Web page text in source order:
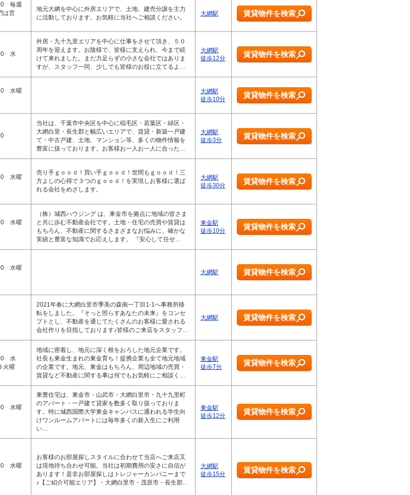
毎週
は営
地元大網を中心に外房エリアで、土地、建売分譲を主力
に活動しております。お気軽に当社へご相談ください。
大網駅 賃貸物件を検索
水
外房・九十九里エリアを中心に仕事をさせて頂き、５０
周年を迎えます。お陰様で、皆様に支えられ、今まで続
けて来れました。まだ力足らずの小さな会社ではありま
すが、スタッフ一同、少しでも皆様のお役に立てるよ…
大網駅
徒歩12分
賃貸物件を検索
水曜
大網駅
徒歩10分
賃貸物件を検索
当社は、千葉市中央区を中心に稲毛区・若葉区・緑区・
大網白里・長生郡と幅広いエリアで、賃貸・新築一戸建
て・中古戸建、土地、マンション等、多くの物件情報を
豊富に扱っております。お客様お一人お一人に合った…
大網駅
徒歩3分
賃貸物件を検索
水曜
売り手ｇｏｏｄ！買い手ｇｏｏｄ！世間もｇｏｏｄ！三
方よしの心得で３つのｇｏｏｄ！を実現しお客様に選ば
れる会社をめざします。
大網駅
徒歩30分
賃貸物件を検索
水曜
（株）城西ハウジング は、東金市を拠点に地域の皆さま
と共に歩む不動産会社です。土地・住宅の売買や賃貸は
もちろん、不動産に関するさまざまなお悩みに、確かな
実績と豊富な知識でお応えします。 『安心して任せ…
東金駅
徒歩10分
賃貸物件を検索
水曜
大網駅 賃貸物件を検索
2021年春に大網白里市季美の森南一丁目1-1へ事務所移
転をしました。『そっと照らすあなたの未来』をコンセ
プトとし、不動産を通じてたくさんのお客様に愛される
会社作りを目指しております♪皆様のご来店をスタッフ…
大網駅 賃貸物件を検索
水
火曜
地域に密着し、地元に深く根をおろした地元企業です。
社長も東金生まれの東金育ち！提携企業も全て地元地域
の企業です。地元、東金はもちろん、周辺地域の売買・
賃貸など不動産に関する事は何でもお気軽にご相談く…
東金駅
徒歩7分
賃貸物件を検索
水曜
東豊住宅は、東金市・山武市・大網白里市・九十九里町
のアパート・一戸建て貸家を数多く取り扱っておりま
す。特に城西国際大学東金キャンパスに通われる学生向
けワンルームアパートには毎年多くの新入生にご利用
い…
東金駅
徒歩12分
賃貸物件を検索
水曜
お客様のお部屋探しスタイルに合わせて当店へご来店又
は現地待ち合わせ可能。当社は初期費用の安さに自信が
あります！是非お部屋探しはトレジャーカンパニーまで
♪【ご紹介可能エリア】・大網白里市・茂原市・長生郡…
大網駅
徒歩15分
賃貸物件を検索